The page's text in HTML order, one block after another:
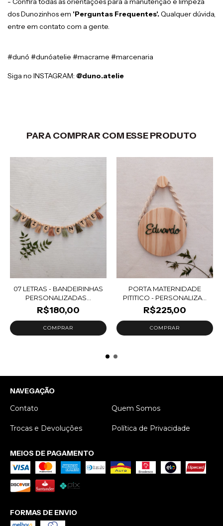
dos Dunozinhos em 'Perguntas Frequentes'.Qualquer dúvida,
entre em contato com a gente.
#dunó #dunóatelie #macrame #marcenaria
Siga no INSTAGRAM: @duno.atelie
PARA COMPRAR COM ESSE PRODUTO
07 LETRAS - BANDEIRINHAS
PERSONALIZADAS...
R$180,00
PORTA MATERNIDADE
PITITICO - PERSONALIZA...
R$225,00
NAVEGAÇÃO
Contato
Quem Somos
Trocas e Devoluções Política de Privacidade
MEIOS DE PAGAMENTO
FORMAS DE ENVIO